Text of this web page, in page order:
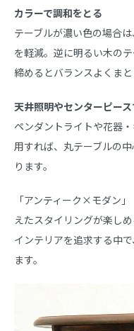
カラーで調和をとる
テーブルが濃い色の場合
を軽減。逆に明るい木の
締めるとバランスよくまと
天井照明やセンターピー
ペンダントライトや花器
用すれば、丸テーブルの
ります。
「アンティーク×モダン
えたスタイリングが楽し
インテリアを追求する中
ます。